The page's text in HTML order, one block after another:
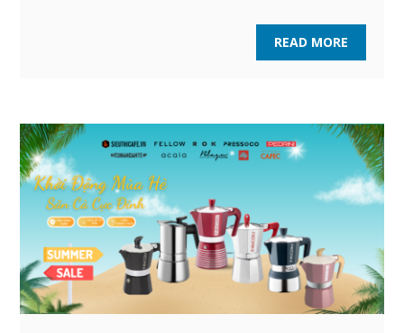
READ MORE